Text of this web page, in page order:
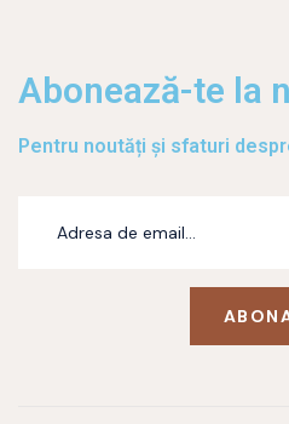
Abonează-te la
Pentru noutăți și sfaturi